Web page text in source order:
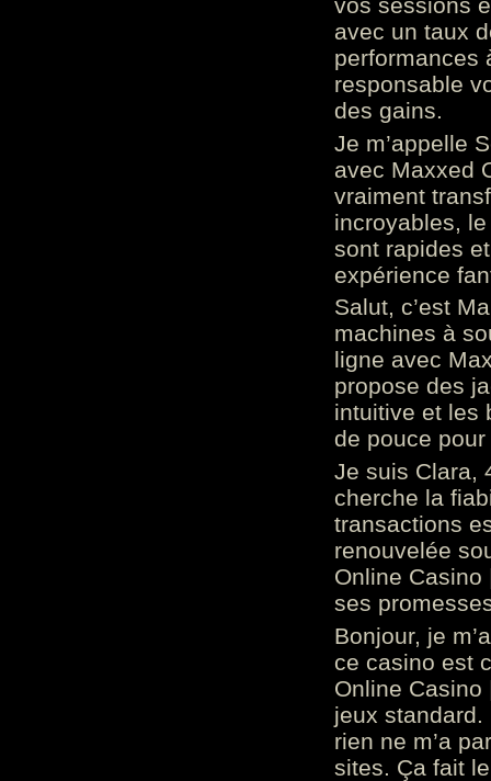
vos sessions
avec un taux
performances
responsable
des gains.
Je m’appelle
avec Maxxed
vraiment
incroyables,
sont rapides
expérience
Salut, c’est
machines à
ligne avec
propose des
intuitive et les
de pouce
Je suis Clara,
cherche la
transactions
renouvelée
Online
ses
Bonjour, je
ce casino est
Online
jeux standard.
rien ne m’a
sites. Ça fait